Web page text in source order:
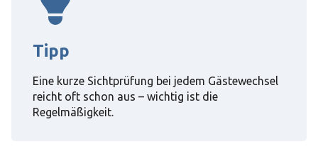
Tipp
Eine kurze Sichtprüfung bei jedem Gästewechsel
reicht oft schon aus – wichtig ist die
Regelmäßigkeit.